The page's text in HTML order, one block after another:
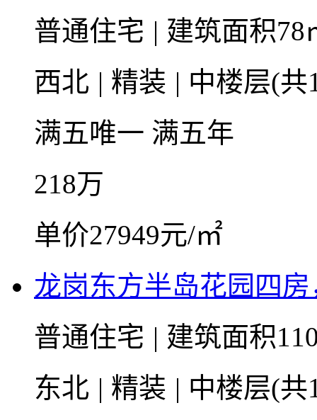
普通住宅 | 建筑面积
西北 | 精装 | 中楼层(
满五唯一 满五年
218万
单价27949元/㎡
龙岗东方半岛花园四
普通住宅 | 建筑面积
东北 | 精装 | 中楼层(